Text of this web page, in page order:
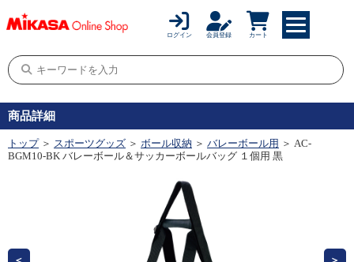
ログイン 会員登録 カート
商品詳細
トップ ＞ スポーツグッズ ＞ ボール収納 ＞ バレーボール用 ＞ AC-
BGM10-BK バレーボール＆サッカーボールバッグ １個用 黒